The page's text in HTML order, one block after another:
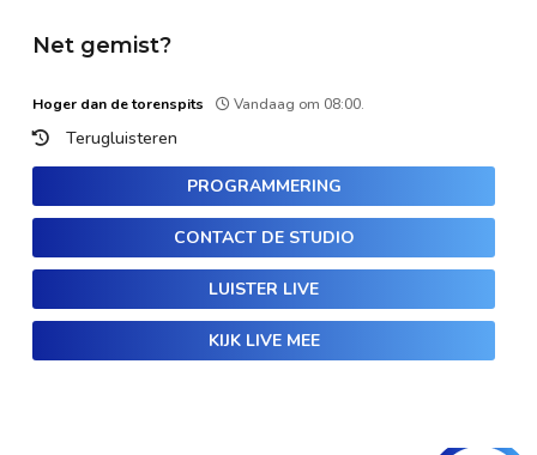
Net gemist?
Hoger dan de torenspits Vandaag om 08:00.
Terugluisteren
PROGRAMMERING
CONTACT DE STUDIO
LUISTER LIVE
KIJK LIVE MEE